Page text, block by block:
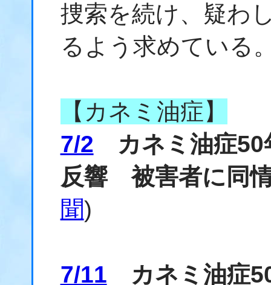
捜索を続け、疑わ
るよう求めている
【カネミ油症】
7/2 カネミ油症
反響 被害者に同
聞)
7/11 カネミ油症